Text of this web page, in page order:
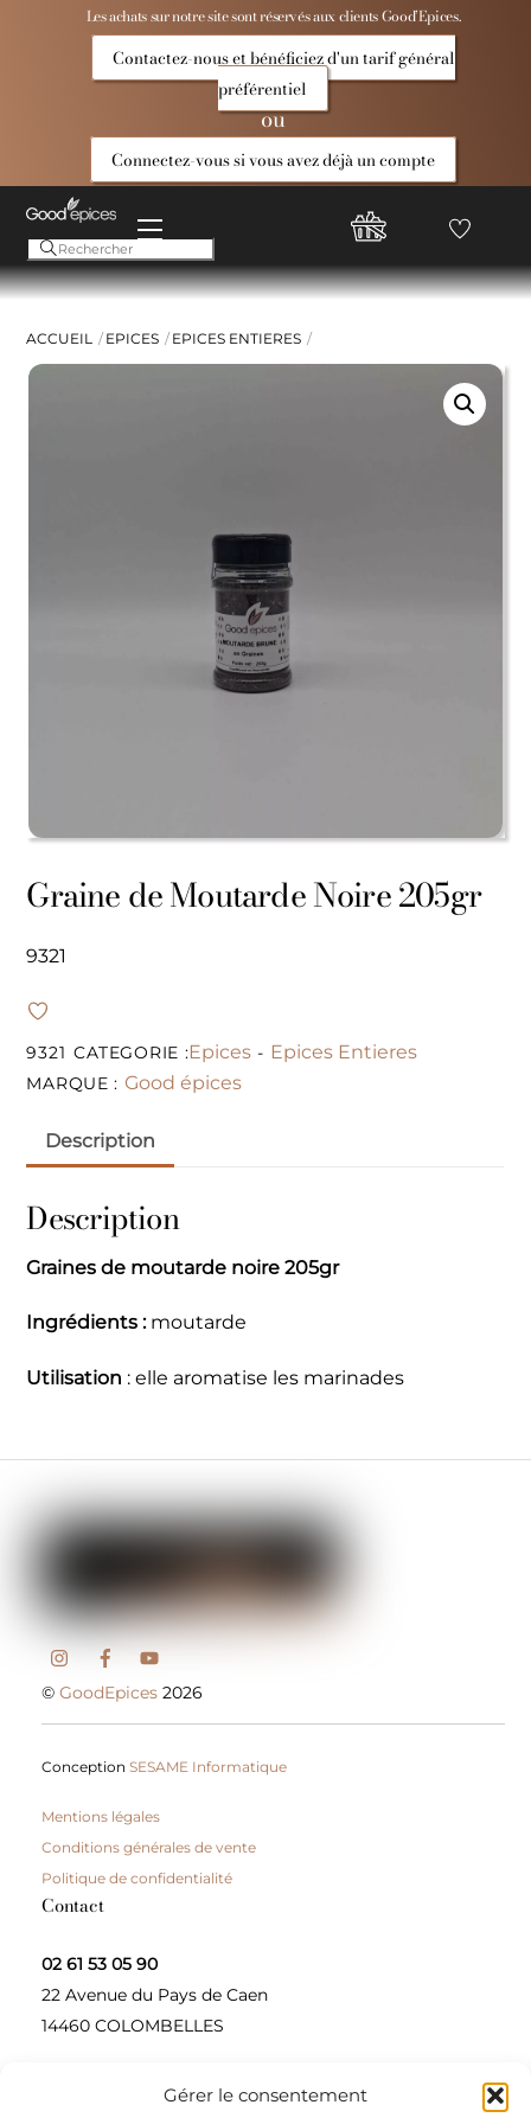
Gérer le consentement
Les achats sur notre site sont réservés aux clients Good’Epices.
Contactez-nous et bénéficiez d'un tarif général
préférentiel
ou
Connectez-vous si vous avez déjà un compte
Menu
Compte
Good
Favoris
ACCUEIL EPICES EPICES ENTIERES
Graine de Moutarde Noire 205gr
9321
9321 CATEGORIE :Epices - Epices Entieres
MARQUE : Good épices
Description
Description
Graines de moutarde noire 205gr
Ingrédients :moutarde
Utilisation : elle aromatise les marinades
©GoodEpices 2026
ConceptionSESAME Informatique
Mentions légales
Conditions générales de vente
Politique de confidentialité
Contact
02 61 53 05 90
22 Avenue du Pays de Caen
14460 COLOMBELLES
Contactez-nous